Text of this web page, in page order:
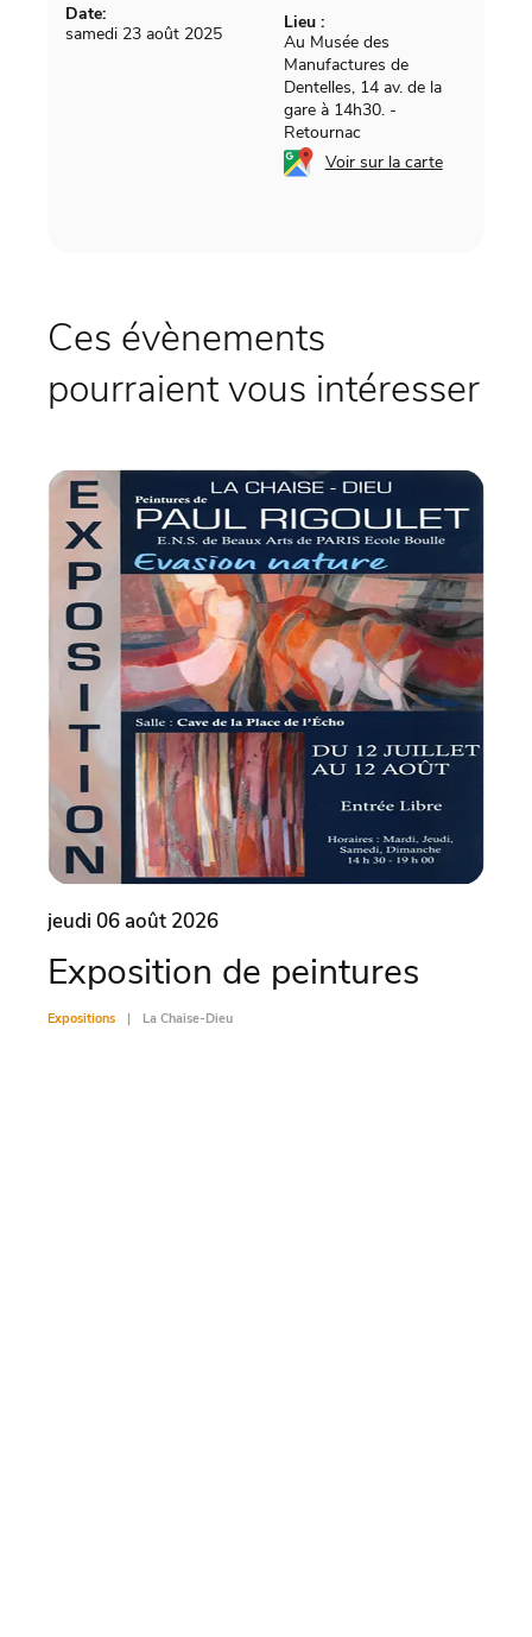
Date:
samedi 23 août 2025
Lieu :
Au Musée des
Manufactures de
Dentelles, 14 av. de la
gare à 14h30. -
Retournac
Voir sur la carte
Ces évènements
pourraient vous intéresser
jeudi 06 août 2026
Exposition de peintures
Expositions La Chaise-Dieu